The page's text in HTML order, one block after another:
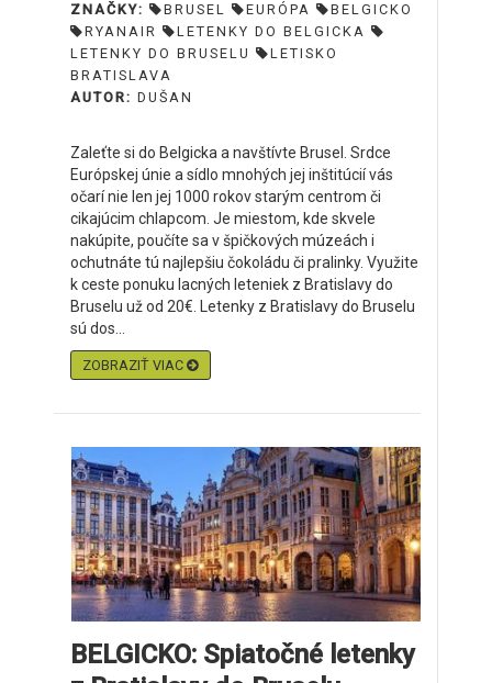
ZNAČKY:
BRUSEL EURÓPA
BELGICKO
RYANAIR
LETENKY DO BELGICKA
LETENKY DO BRUSELU
LETISKO
BRATISLAVA
AUTOR: DUŠAN
Zaleťte si do Belgicka a navštívte Brusel. Srdce
Európskej únie a sídlo mnohých jej inštitúcií vás
očarí nie len jej 1000 rokov starým centrom či
cikajúcim chlapcom. Je miestom, kde skvele
nakúpite, poučíte sa v špičkových múzeách i
ochutnáte tú najlepšiu čokoládu či pralinky. Využite
k ceste ponuku lacných leteniek z Bratislavy do
Bruselu už od 20€. Letenky z Bratislavy do Bruselu
sú dos...
ZOBRAZIŤ VIAC
BELGICKO: Spiatočné letenky